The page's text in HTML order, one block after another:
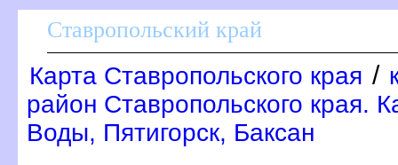
Ставропольский край
Карта Ставропольского края /
район Ставропольского края.
Воды, Пятигорск, Баксан